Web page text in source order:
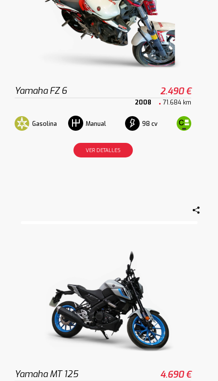
Yamaha FZ 6 2.490 €
2008 71.684 km
Gasolina Manual 98 cv
VER DETALLES
Yamaha MT 125 4.690 €